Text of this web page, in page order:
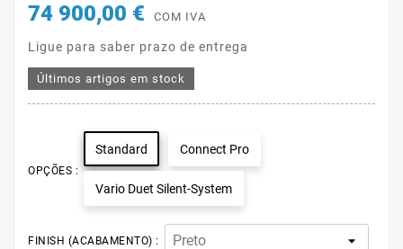
74 900,00 € COM IVA
Ligue para saber prazo de entrega
Últimos artigos em stock
OPÇÕES :
Standard Connect Pro
Vario Duet Silent-System
FINISH (ACABAMENTO) :